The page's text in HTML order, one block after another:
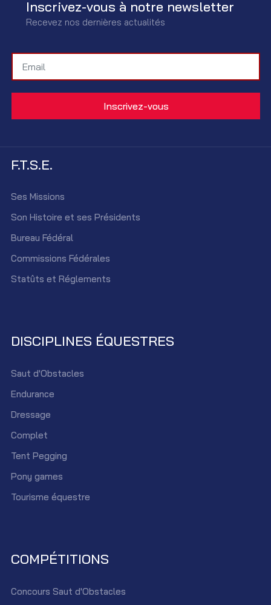
Inscrivez-vous à notre newsletter
Recevez nos dernières actualités
F.T.S.E.
Ses Missions
Son Histoire et ses Présidents
Bureau Fédéral
Commissions Fédérales
Statûts et Réglements
DISCIPLINES ÉQUESTRES
Saut d'Obstacles
Endurance
Dressage
Complet
Tent Pegging
Pony games
Tourisme équestre
COMPÉTITIONS
Concours Saut d'Obstacles